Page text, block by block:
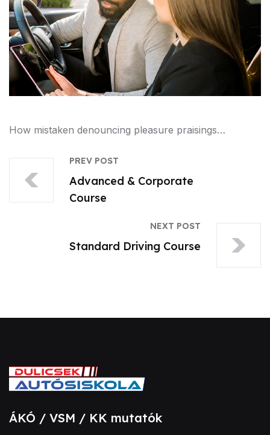
How mistaken denouncing pleasure praisings…
PREV POST
Advanced & Corporate
Course
NEXT POST
Standard Driving Course
ÁKÓ / VSM / KK mutatók